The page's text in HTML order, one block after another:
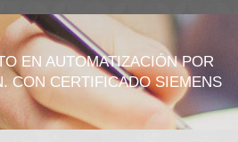
EN AUTOMATIZACIÓN POR
CON CERTIFICADO SIEMENS